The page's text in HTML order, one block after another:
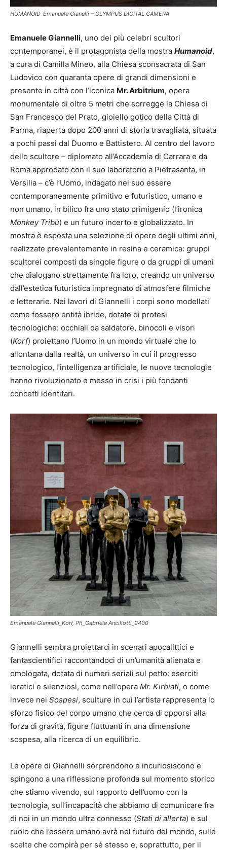
HUMANOID_Emanuele Gianelli – OLYMPUS DIGITAL CAMERA
Emanuele Giannelli, uno dei più celebri scultori
contemporanei, è il protagonista della mostra Humanoid,
a cura di Camilla Mineo, alla Chiesa sconsacrata di San
Ludovico con quaranta opere di grandi dimensioni e
presente in città con l’iconica Mr. Arbitrium, opera
monumentale di oltre 5 metri che sorregge la Chiesa di
San Francesco del Prato, gioiello gotico della Città di
Parma, riaperta dopo 200 anni di storia travagliata, situata
a pochi passi dal Duomo e Battistero. Al centro del lavoro
dello scultore – diplomato all’Accademia di Carrara e da
Roma approdato con il suo laboratorio a Pietrasanta, in
Versilia – c’è l’Uomo, indagato nel suo essere
contemporaneamente primitivo e futuristico, umano e
non umano, in bilico fra uno stato primigenio (l’ironica
Monkey Tribù) e un futuro incerto e globalizzato. In
mostra è esposta una selezione di opere degli ultimi anni,
realizzate prevalentemente in resina e ceramica: gruppi
scultorei composti da singole figure o da gruppi di umani
che dialogano strettamente fra loro, creando un universo
dall’estetica futuristica impregnato di atmosfere filmiche
e letterarie. Nei lavori di Giannelli i corpi sono modellati
come fossero entità ibride, dotate di protesi
tecnologiche: occhiali da saldatore, binocoli e visori
(Korf) proiettano l’Uomo in un mondo virtuale che lo
allontana dalla realtà, un universo in cui il progresso
tecnologico, l’intelligenza artificiale, le nuove tecnologie
hanno rivoluzionato e messo in crisi i più fondanti
concetti identitari.
Emanuele Giannelli_Korf, Ph_Gabriele Ancillotti_9400
Giannelli sembra proiettarci in scenari apocalittici e
fantascientifici raccontandoci di un’umanità alienata e
omologata, dotata di numeri seriali sul petto: eserciti
ieratici e silenziosi, come nell’opera Mr. Kirbiati, o come
invece nei Sospesi, sculture in cui l’artista rappresenta lo
sforzo fisico del corpo umano che cerca di opporsi alla
forza di gravità, figure fluttuanti in una dimensione
sospesa, alla ricerca di un equilibrio.
Le opere di Giannelli sorprendono e incuriosiscono e
spingono a una riflessione profonda sul momento storico
che stiamo vivendo, sul rapporto dell’uomo con la
tecnologia, sull’incapacità che abbiamo di comunicare fra
di noi in un mondo ultra connesso (Stati di allerta) e sul
ruolo che l’essere umano avrà nel futuro del mondo, sulle
scelte che compirà per sé stesso e, soprattutto, per il